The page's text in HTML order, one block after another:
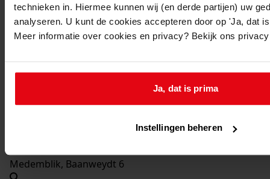
technieken in. Hiermee kunnen wij (en derde partijen) uw
analyseren. U kunt de cookies accepteren door op 'Ja, dat
Meer informatie over cookies en privacy? Bekijk ons
Ja, dat is prima
Instellingen beheren
1719Plaatsen van woonhuis met garage, 1991-1991
Datering:
Beschrijving:
Medemblik, Baanweydt 6